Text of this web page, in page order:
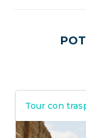
Tour con